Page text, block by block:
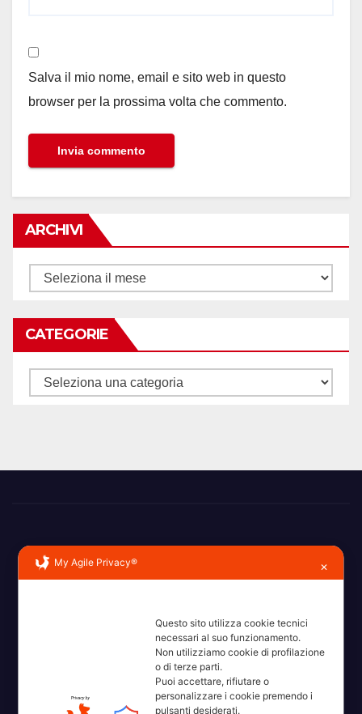
Salva il mio nome, email e sito web in questo
browser per la prossima volta che commento.
ARCHIVI
Archivi
CATEGORIE
Categorie
ricorda la domanda.
My Agile Privacy® ✕
Questo sito utilizza cookie tecnici
necessari al suo funzionamento.
Non utilizziamo cookie di profilazione
o di terze parti.
Puoi accettare, rifiutare o
personalizzare i cookie premendo i
pulsanti desiderati.